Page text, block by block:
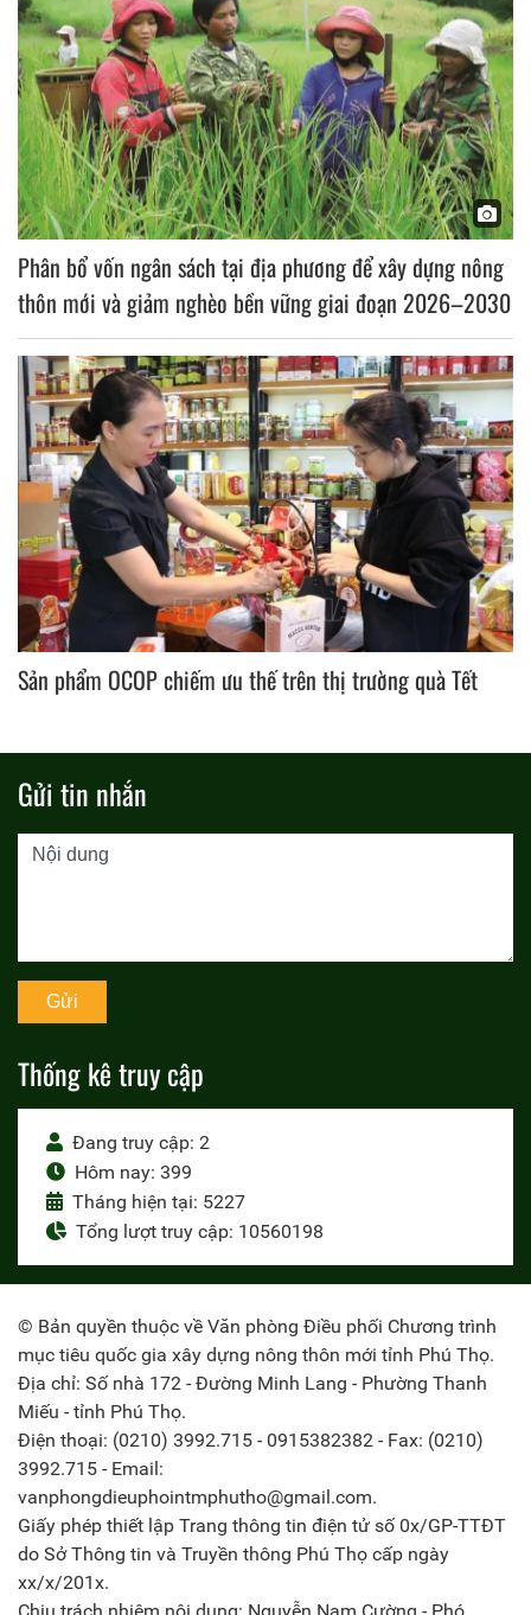
Phân bổ vốn ngân sách tại địa phương để xây dựng nông
thôn mới và giảm nghèo bền vững giai đoạn 2026–2030
Sản phẩm OCOP chiếm ưu thế trên thị trường quà Tết
Gửi tin nhắn
Thống kê truy cập
Đang truy cập: 2
Hôm nay: 399
Tháng hiện tại: 5227
Tổng lượt truy cập: 10560198
© Bản quyền thuộc về Văn phòng Điều phối Chương trình
mục tiêu quốc gia xây dựng nông thôn mới tỉnh Phú Thọ.
Địa chỉ: Số nhà 172 - Đường Minh Lang - Phường Thanh
Miếu - tỉnh Phú Thọ.
Điện thoại: (0210) 3992.715 - 0915382382 - Fax: (0210)
3992.715 - Email:
vanphongdieuphointmphutho@gmail.com.
Giấy phép thiết lập Trang thông tin điện tử số 0x/GP-TTĐT
do Sở Thông tin và Truyền thông Phú Thọ cấp ngày
xx/x/201x.